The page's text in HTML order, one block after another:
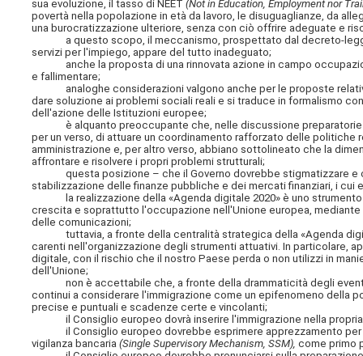
sua evoluzione, il tasso di NEET(Not in Education, Employment nor
povertà nella popolazione in età da lavoro, le disuguaglianze, da
una burocratizzazione ulteriore, senza con ciò offrire adeguate e
a questo scopo, il meccanismo, prospettato dal decreto-legge
servizi per l'impiego, appare del tutto inadeguato;
anche la proposta di una rinnovata azione in campo
e fallimentare;
analoghe considerazioni valgono anche per le proposte
dare soluzione ai problemi sociali reali e si traduce in formalismo
dell'azione delle Istituzioni europee;
è alquanto preoccupante che, nelle discussione preparatorie
per un verso, di attuare un coordinamento rafforzato delle
amministrazione e, per altro verso, abbiano sottolineato che la
affrontare e risolvere i propri problemi strutturali;
questa posizione – che il Governo dovrebbe stigmatizzare e
stabilizzazione delle finanze pubbliche e dei mercati finanziari, i cui
la realizzazione della «Agenda digitale 2020» è uno strumento
crescita e soprattutto l'occupazione nell'Unione europea,
delle comunicazioni;
tuttavia, a fronte della centralità strategica della «Agenda
carenti nell'organizzazione degli strumenti attuativi. In particolare,
digitale, con il rischio che il nostro Paese perda o non utilizzi in
dell'Unione;
non è accettabile che, a fronte della drammaticità degli eventi
continui a considerare l'immigrazione come un epifenomeno della
precise e puntuali e scadenze certe e vincolanti;
il Consiglio europeo dovrà inserire l'immigrazione nella propria
il Consiglio europeo dovrebbe esprimere apprezzamento per
vigilanza bancaria(Single Supervisory Mechanism, SSM), come primo